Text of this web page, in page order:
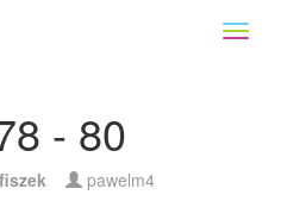
- 80
pawelm4